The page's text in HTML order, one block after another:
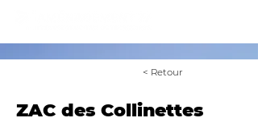
< Retour
ZAC des Collinettes